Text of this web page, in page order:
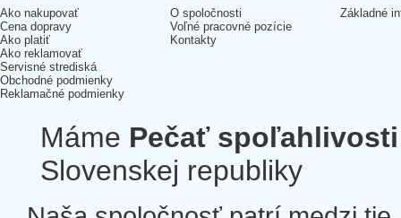
Ako nakupovať
Cena dopravy
Ako platiť
Ako reklamovať
Servisné strediská
Obchodné podmienky
Reklamačné podmienky
O spoločnosti
Voľné pracovné pozície
Kontakty
Základné
Máme Pečať spoľahlivosti
Slovenskej republiky